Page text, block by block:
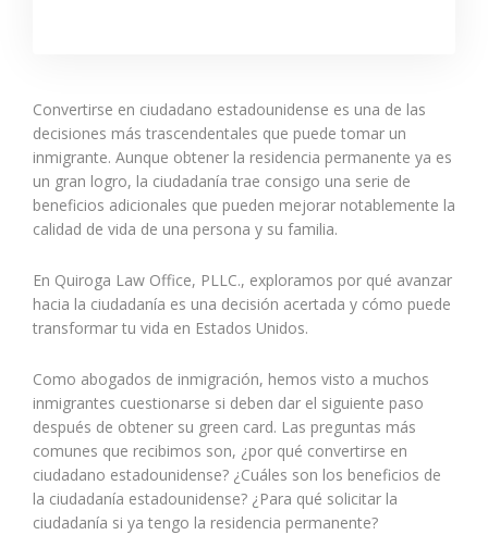
Convertirse en ciudadano estadounidense es una de las
decisiones más trascendentales que puede tomar un
inmigrante. Aunque obtener la residencia permanente ya es
un gran logro, la ciudadanía trae consigo una serie de
beneficios adicionales que pueden mejorar notablemente la
calidad de vida de una persona y su familia.
En Quiroga Law Office, PLLC., exploramos por qué avanzar
hacia la ciudadanía es una decisión acertada y cómo puede
transformar tu vida en Estados Unidos.
Como abogados de inmigración, hemos visto a muchos
inmigrantes cuestionarse si deben dar el siguiente paso
después de obtener su green card. Las preguntas más
comunes que recibimos son, ¿por qué convertirse en
ciudadano estadounidense? ¿Cuáles son los beneficios de
la ciudadanía estadounidense? ¿Para qué solicitar la
ciudadanía si ya tengo la residencia permanente?